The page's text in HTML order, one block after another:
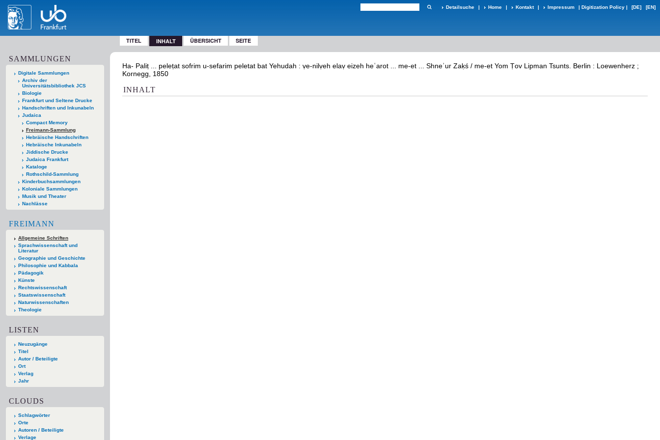
Detailsuche | Home | Kontakt | Impressum | Digitization Policy | [DE] [EN]
TITEL INHALT ÜBERSICHT SEITE
SAMMLUNGEN
Digitale Sammlungen
Archiv der
Universitätsbibliothek JCS
Biologie
Frankfurt und Seltene Drucke
Handschriften und Inkunabeln
Judaica
Compact Memory
Freimann-Sammlung
Hebräische Handschriften
Hebräische Inkunabeln
Jiddische Drucke
Judaica Frankfurt
Kataloge
Rothschild-Sammlung
Kinderbuchsammlungen
Koloniale Sammlungen
Musik und Theater
Nachlässe
FREIMANN
Allgemeine Schriften
Sprachwissenschaft und
Literatur
Geographie und Geschichte
Philosophie und Kabbala
Pädagogik
Künste
Rechtswissenschaft
Staatswissenschaft
Naturwissenschaften
Theologie
LISTEN
Neuzugänge
Titel
Autor / Beteiligte
Ort
Verlag
Jahr
CLOUDS
Schlagwörter
Orte
Autoren / Beteiligte
Verlage
Ha- Paliṭ ... peleṭat sofrim u-sefarim peletat bat Yehudah : ṿe-nilṿeh elaṿ eizeh heʿarot ... me-et ... Shneʾur Zaḳś / me-et Yom Ṭov Lipman Tsunts. Berlin : Loewenherz ;
Kornegg, 1850
INHALT